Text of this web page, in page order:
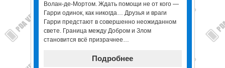
Волан-де-Мортом. Ждать помощи не от кого —
Гарри одинок, как никогда… Друзья и враги
Гарри предстают в совершенно неожиданном
свете. Граница между Добром и Злом
становится всё призрачнее…
Подробнее